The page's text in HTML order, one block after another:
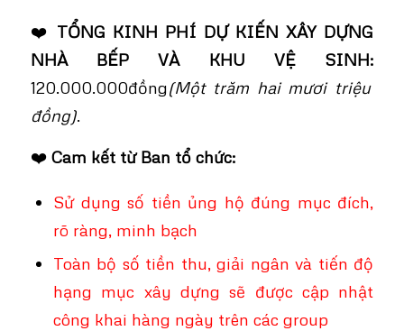
❤️ TỔNG KINH PHÍ DỰ KIẾN XÂY DỰNG
NHÀ BẾP VÀ KHU VỆ SINH:
120.000.000đồng(Một trăm hai mươi triệu
đồng).
❤️ Cam kết từ Ban tổ chức:
Sử dụng số tiền ủng hộ đúng mục đích,
rõ ràng, minh bạch
Toàn bộ số tiền thu, giải ngân và tiến độ
hạng mục xây dựng sẽ được cập nhật
công khai hàng ngày trên các group